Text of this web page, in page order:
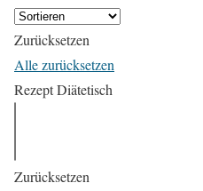
Zurücksetzen
Alle zurücksetzen
Rezept Diätetisch
Zurücksetzen